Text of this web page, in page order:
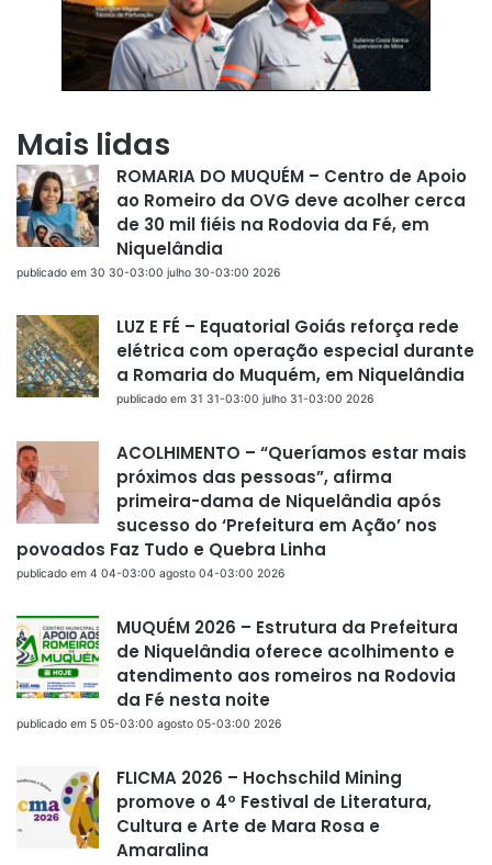
Mais lidas
ROMARIA DO MUQUÉM – Centro de Apoio
ao Romeiro da OVG deve acolher cerca
de 30 mil fiéis na Rodovia da Fé, em
Niquelândia
publicado em 30 30-03:00 julho 30-03:00 2026
LUZ E FÉ – Equatorial Goiás reforça rede
elétrica com operação especial durante
a Romaria do Muquém, em Niquelândia
publicado em 31 31-03:00 julho 31-03:00 2026
ACOLHIMENTO – “Queríamos estar mais
próximos das pessoas”, afirma
primeira-dama de Niquelândia após
sucesso do ‘Prefeitura em Ação’ nos
povoados Faz Tudo e Quebra Linha
publicado em 4 04-03:00 agosto 04-03:00 2026
MUQUÉM 2026 – Estrutura da Prefeitura
de Niquelândia oferece acolhimento e
atendimento aos romeiros na Rodovia
da Fé nesta noite
publicado em 5 05-03:00 agosto 05-03:00 2026
FLICMA 2026 – Hochschild Mining
promove o 4º Festival de Literatura,
Cultura e Arte de Mara Rosa e
Amaralina